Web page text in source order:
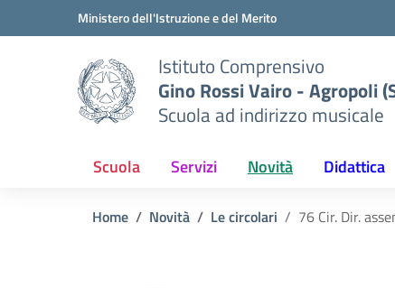
Vai ai contenuti
Vai al menu di navigazioneMinistero dell'Istruzione e del Merito
Istituto Comprensivo
Gino Rossi Vairo - Agropoli
Scuola ad indirizzo musicale
Scuola Servizi Novità Didattica
Home Novità Le circolari 76 Cir. Dir.